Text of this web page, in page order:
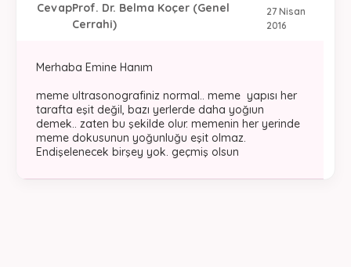
27 Nisan
2016
CevapProf. Dr. Belma Koçer (Genel
Cerrahi)
Merhaba Emine Hanım
meme ultrasonografiniz normal.. meme yapısı her
tarafta eşit değil, bazı yerlerde daha yoğıun
demek.. zaten bu şekilde olur. memenin her yerinde
meme dokusunun yoğunluğu eşit olmaz.
Endişelenecek birşey yok. geçmiş olsun